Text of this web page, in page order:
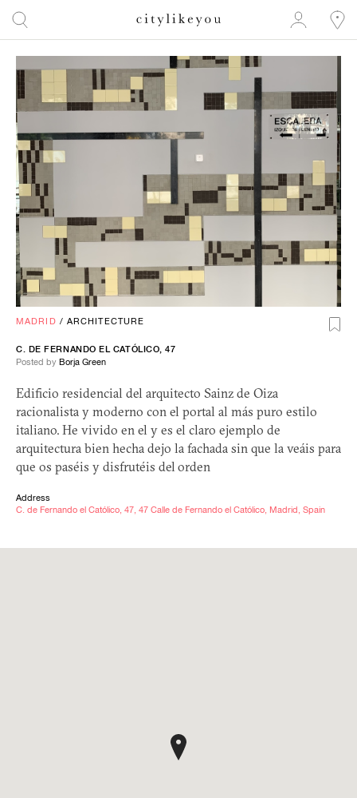
MADRID / ARCHITECTURE
C. DE FERNANDO EL CATÓLICO, 47
Posted by Borja Green
Edificio residencial del arquitecto Sainz de Oiza
racionalista y moderno con el portal al más puro estilo
italiano. He vivido en el y es el claro ejemplo de
arquitectura bien hecha dejo la fachada sin que la veáis para
que os paséis y disfrutéis del orden
Address
C. de Fernando el Católico, 47, 47 Calle de Fernando el Católico, Madrid, Spain